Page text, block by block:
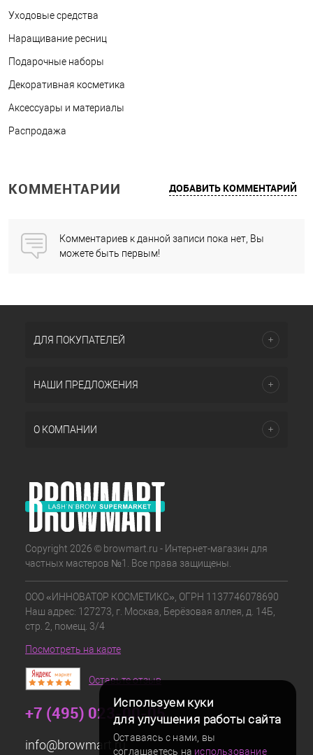
Уходовые средства
Наращивание ресниц
Подарочные наборы
Декоративная косметика
Аксессуары и материалы
Распродажа
КОММЕНТАРИИ ДОБАВИТЬ КОММЕНТАРИЙ
Комментариев к данной записи пока нет, Вы
можете быть первым!
Используем куки
для улучшения работы сайта
Оставаясь с нами, вы
соглашаетесь на использование
ДЛЯ ПОКУПАТЕЛЕЙ
НАШИ ПРЕДЛОЖЕНИЯ
О КОМПАНИИ
Copyright 2026 © browmart.ru - Интернет-магазин для
частных мастеров №1. Все права защищены.
ООО «ИННОВАТОР КОСМЕТИКС», ОГРН 1137746078690
Наш адрес: 127273, г. Москва, Берёзовая аллея, д. 14Б,
стр. 2, помещ. 3/4
Посмотреть на карте
Оставьте отзыв
+7 (495) 023-00-05
info@browmart.ru